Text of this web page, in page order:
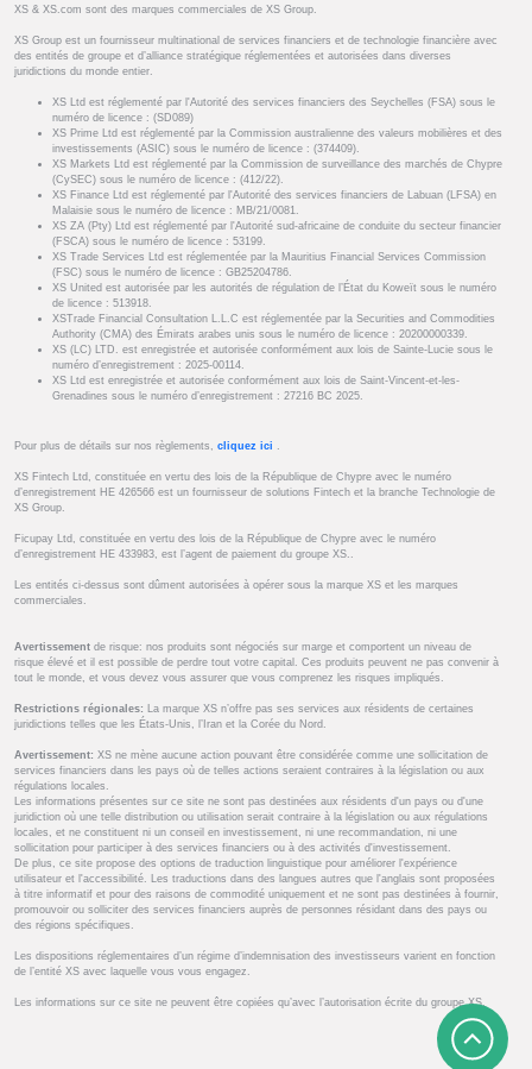
XS & XS.com sont des marques commerciales de XS Group.
XS Group est un fournisseur multinational de services financiers et de technologie financière avec
des entités de groupe et d’alliance stratégique réglementées et autorisées dans diverses
juridictions du monde entier.
XS Ltd est réglementé par l'Autorité des services financiers des Seychelles (FSA) sous le
numéro de licence : (SD089)
XS Prime Ltd est réglementé par la Commission australienne des valeurs mobilières et des
investissements (ASIC) sous le numéro de licence : (374409).
XS Markets Ltd est réglementé par la Commission de surveillance des marchés de Chypre
(CySEC) sous le numéro de licence : (412/22).
XS Finance Ltd est réglementé par l'Autorité des services financiers de Labuan (LFSA) en
Malaisie sous le numéro de licence : MB/21/0081.
XS ZA (Pty) Ltd est réglementé par l'Autorité sud-africaine de conduite du secteur financier
(FSCA) sous le numéro de licence : 53199.
XS Trade Services Ltd est réglementée par la Mauritius Financial Services Commission
(FSC) sous le numéro de licence : GB25204786.
XS United est autorisée par les autorités de régulation de l’État du Koweït sous le numéro
de licence : 513918.
XSTrade Financial Consultation L.L.C est réglementée par la Securities and Commodities
Authority (CMA) des Émirats arabes unis sous le numéro de licence : 20200000339.
XS (LC) LTD. est enregistrée et autorisée conformément aux lois de Sainte-Lucie sous le
numéro d’enregistrement : 2025-00114.
XS Ltd est enregistrée et autorisée conformément aux lois de Saint-Vincent-et-les-
Grenadines sous le numéro d’enregistrement : 27216 BC 2025.
Pour plus de détails sur nos règlements, cliquez ici .
XS Fintech Ltd, constituée en vertu des lois de la République de Chypre avec le numéro
d’enregistrement HE 426566 est un fournisseur de solutions Fintech et la branche Technologie de
XS Group.
Ficupay Ltd, constituée en vertu des lois de la République de Chypre avec le numéro
d’enregistrement HE 433983, est l’agent de paiement du groupe XS..
Les entités ci-dessus sont dûment autorisées à opérer sous la marque XS et les marques
commerciales.
Avertissement de risque: nos produits sont négociés sur marge et comportent un niveau de
risque élevé et il est possible de perdre tout votre capital. Ces produits peuvent ne pas convenir à
tout le monde, et vous devez vous assurer que vous comprenez les risques impliqués.
Restrictions régionales: La marque XS n’offre pas ses services aux résidents de certaines
juridictions telles que les États-Unis, l’Iran et la Corée du Nord.
Avertissement: XS ne mène aucune action pouvant être considérée comme une sollicitation de
services financiers dans les pays où de telles actions seraient contraires à la législation ou aux
régulations locales.
Les informations présentes sur ce site ne sont pas destinées aux résidents d'un pays ou d'une
juridiction où une telle distribution ou utilisation serait contraire à la législation ou aux régulations
locales, et ne constituent ni un conseil en investissement, ni une recommandation, ni une
sollicitation pour participer à des services financiers ou à des activités d'investissement.
De plus, ce site propose des options de traduction linguistique pour améliorer l'expérience
utilisateur et l'accessibilité. Les traductions dans des langues autres que l'anglais sont proposées
à titre informatif et pour des raisons de commodité uniquement et ne sont pas destinées à fournir,
promouvoir ou solliciter des services financiers auprès de personnes résidant dans des pays ou
des régions spécifiques.
Les dispositions réglementaires d’un régime d’indemnisation des investisseurs varient en fonction
de l’entité XS avec laquelle vous vous engagez.
Les informations sur ce site ne peuvent être copiées qu’avec l’autorisation écrite du groupe XS.